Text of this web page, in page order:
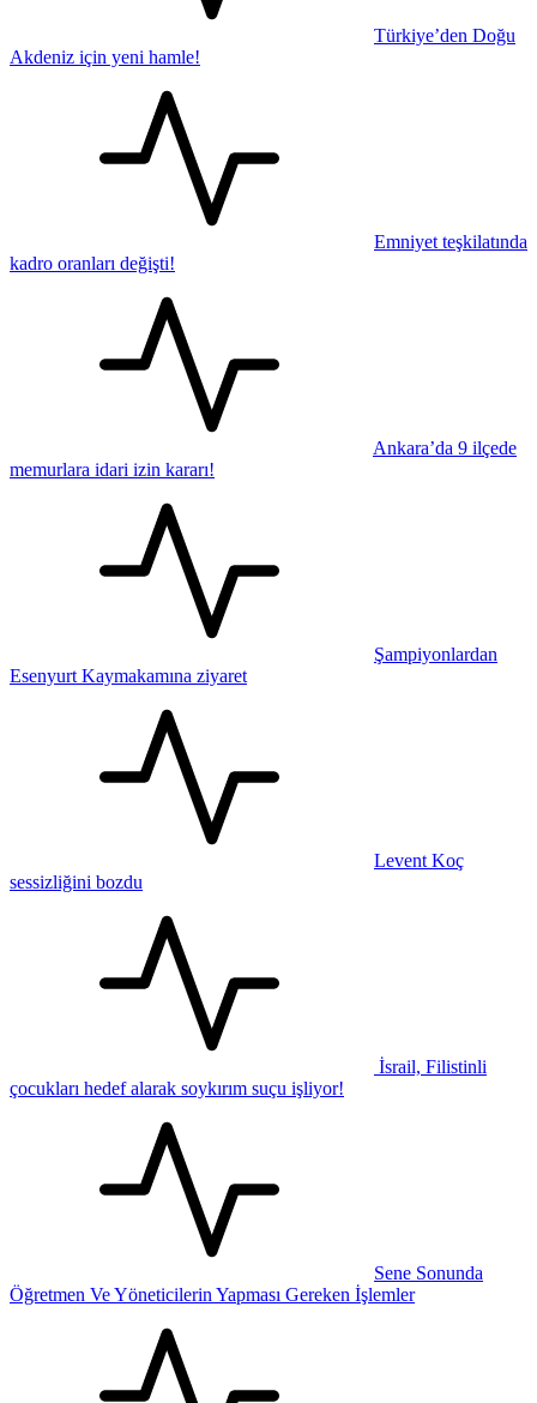
Türkiye’den Doğu
Akdeniz için yeni hamle!
Emniyet teşkilatında
kadro oranları değişti!
Ankara’da 9 ilçede
memurlara idari izin kararı!
Şampiyonlardan
Esenyurt Kaymakamına ziyaret
Levent Koç
sessizliğini bozdu
İsrail, Filistinli
çocukları hedef alarak soykırım suçu işliyor!
Sene Sonunda
Öğretmen Ve Yöneticilerin Yapması Gereken İşlemler